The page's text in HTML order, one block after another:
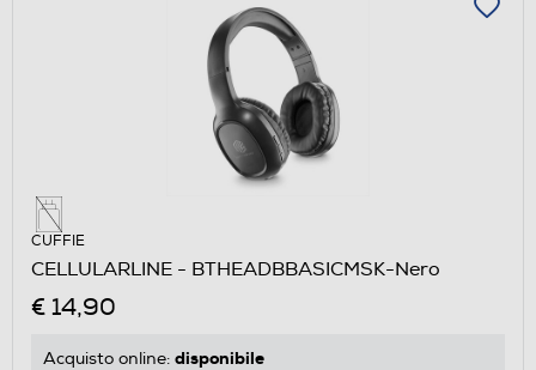
CUFFIE
CELLULARLINE - BTHEADBBASICMSK-Nero
€ 14,90
Acquisto online: disponibile